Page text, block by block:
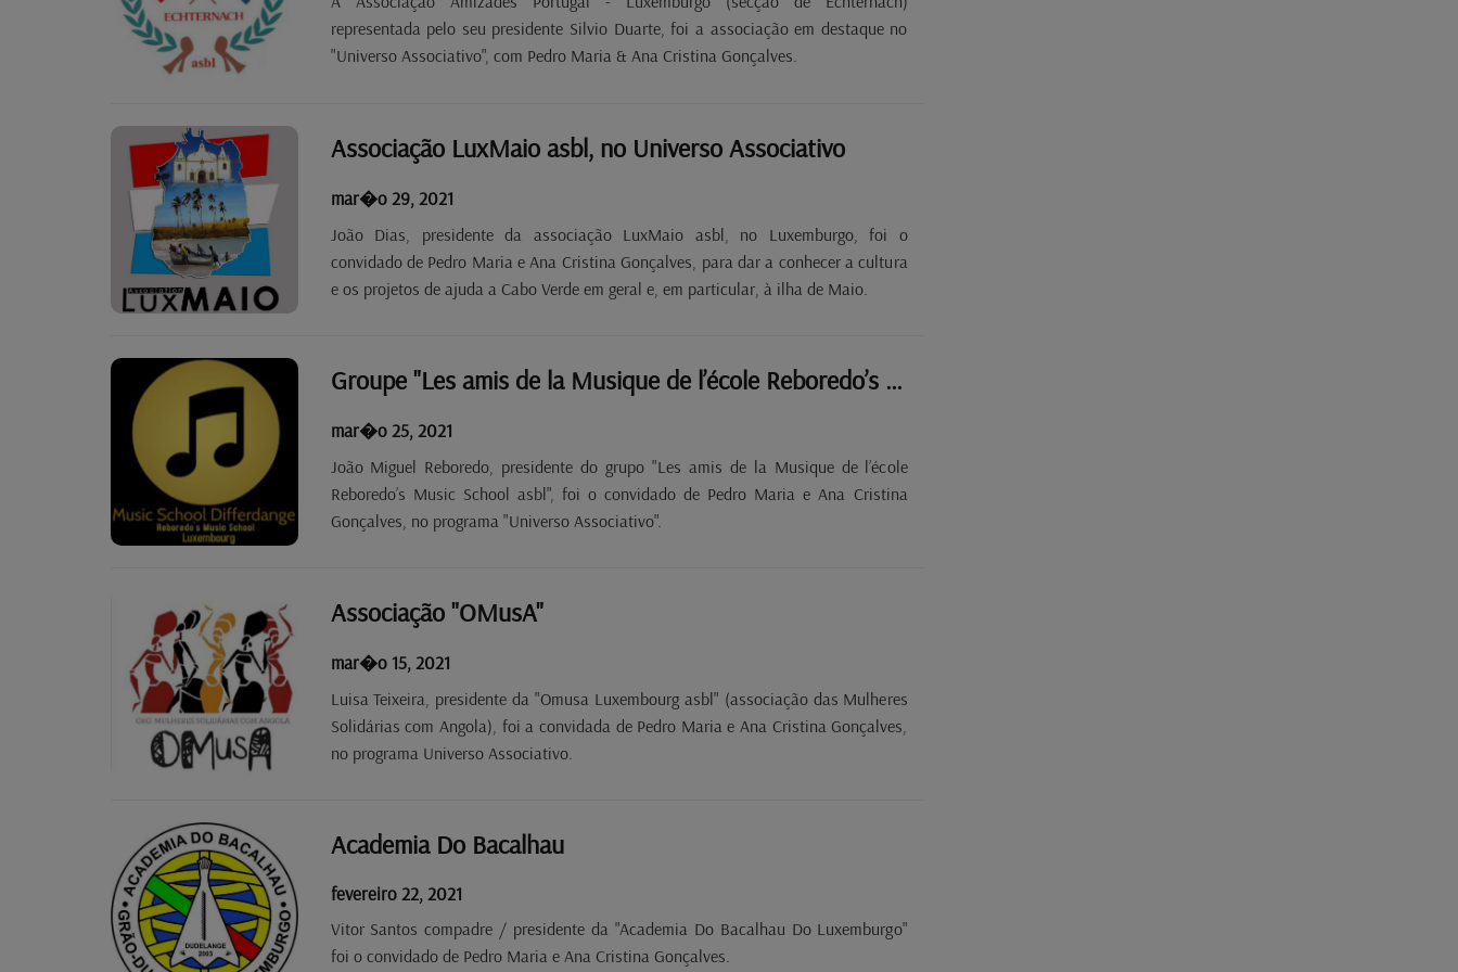
representada pelo seu presidente Silvio Duarte, foi a associação em destaque no
"Universo Associativo", com Pedro Maria & Ana Cristina Gonçalves.
Associação LuxMaio asbl, no Universo Associativo
mar�o 29, 2021
João Dias, presidente da associação LuxMaio asbl, no Luxemburgo, foi o
convidado de Pedro Maria e Ana Cristina Gonçalves, para dar a conhecer a cultura
e os projetos de ajuda a Cabo Verde em geral e, em particular, à ilha de Maio.
Groupe "Les amis de la Musique de l’école Reboredo’s Music School asbl"
mar�o 25, 2021
João Miguel Reboredo, presidente do grupo "Les amis de la Musique de l’école
Reboredo’s Music School asbl", foi o convidado de Pedro Maria e Ana Cristina
Gonçalves, no programa "Universo Associativo".
Associação "OMusA"
mar�o 15, 2021
Luisa Teixeira, presidente da "Omusa Luxembourg asbl" (associação das Mulheres
Solidárias com Angola), foi a convidada de Pedro Maria e Ana Cristina Gonçalves,
no programa Universo Associativo.
Academia Do Bacalhau
fevereiro 22, 2021
Vitor Santos compadre / presidente da "Academia Do Bacalhau Do Luxemburgo"
foi o convidado de Pedro Maria e Ana Cristina Gonçalves.